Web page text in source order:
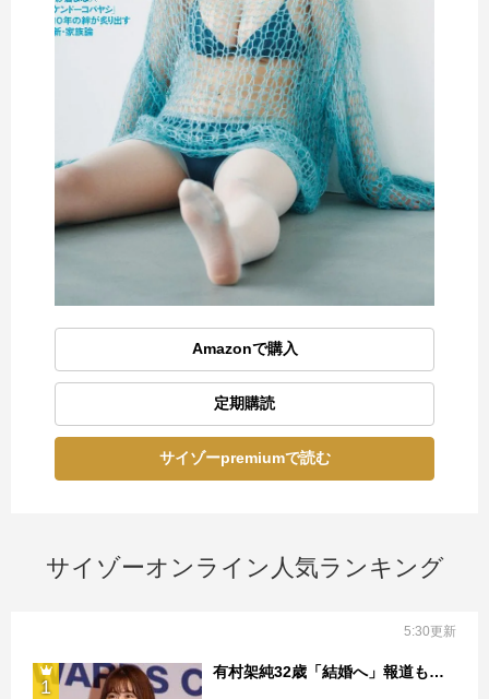
Amazonで購入
定期購読
サイゾーpremiumで読む
サイゾーオンライン人気ランキング
5:30更新
1
有村架純32歳「結婚へ」報道も…